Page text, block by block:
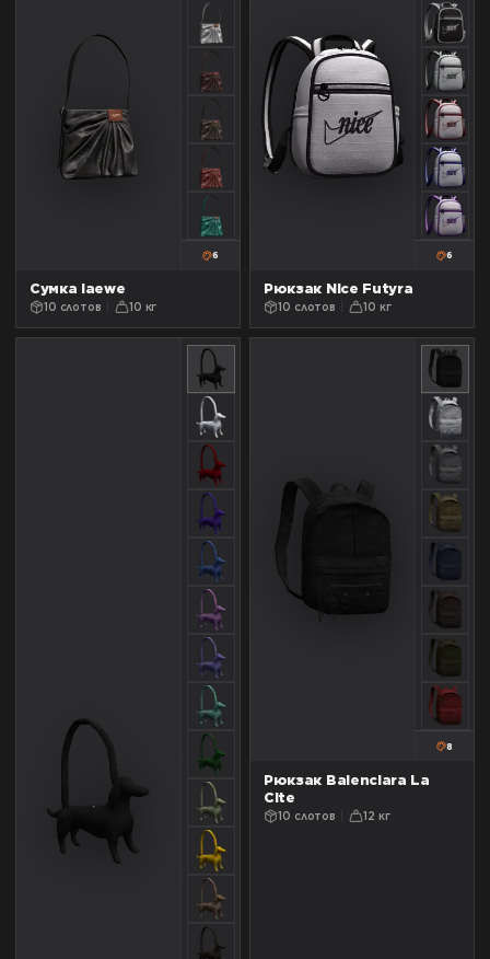
6
Сумка laewe
10 слотов 10 кг
6
Рюкзак Nice Futyra
10 слотов 10 кг
8
Рюкзак Balenciara La
Cite
10 слотов 12 кг